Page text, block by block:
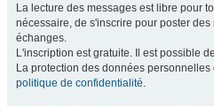
La lecture des messages est libre pour
nécessaire, de s'inscrire pour poster
échanges.
L'inscription est gratuite. Il est possible
La protection des données personnelles
politique de confidentialité.